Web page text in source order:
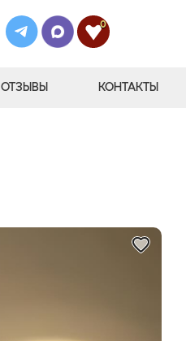
0
ОТЗЫВЫ КОНТАКТЫ